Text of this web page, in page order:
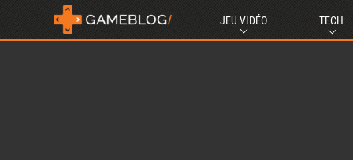
JEU VIDÉO TECH